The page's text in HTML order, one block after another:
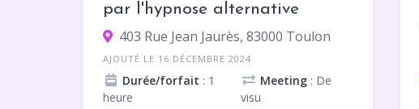
par l'hypnose alternative
403 Rue Jean Jaurès, 83000 Toulon
AJOUTÉ LE 16 DÉCEMBRE 2024
Durée/forfait : 1
heure
Meeting : De
visu